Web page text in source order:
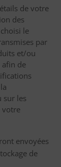
de votre
des
le
par
et/ou
afin de
sur les
votre
envoyées
de